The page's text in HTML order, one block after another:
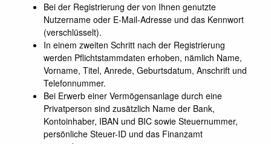
Bei der Registrierung der von Ihnen genutzte
Nutzername oder E-Mail-Adresse und das Kennwort
(verschlüsselt).
In einem zweiten Schritt nach der Registrierung
werden Pflichtstammdaten erhoben, nämlich Name,
Vorname, Titel, Anrede, Geburtsdatum, Anschrift und
Telefonnummer.
Bei Erwerb einer Vermögensanlage durch eine
Privatperson sind zusätzlich Name der Bank,
Kontoinhaber, IBAN und BIC sowie Steuernummer,
persönliche Steuer-ID und das Finanzamt